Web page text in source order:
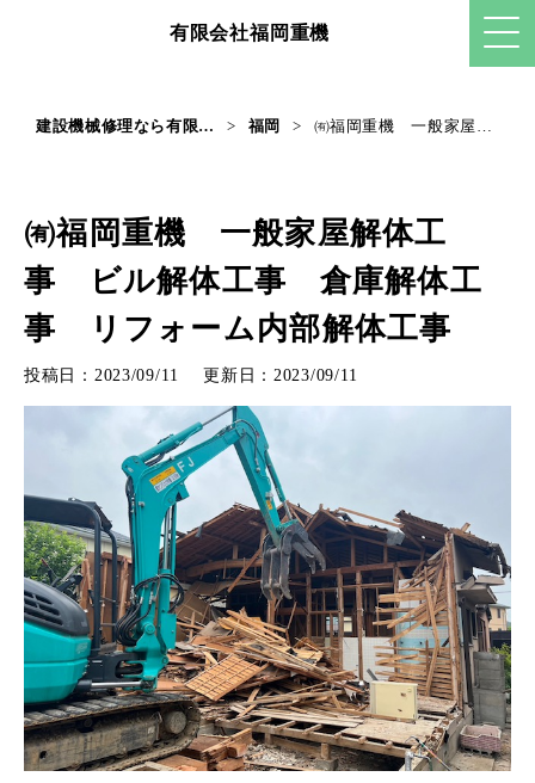
有限会社福岡重機
建設機械修理なら有限会社福岡重機 > 福岡 >
㈲福岡重機 一般家屋解体工
事 ビル解体工事 倉庫解体工
事 リフォーム内部解体工事
投稿日：2023/09/11 更新日：2023/09/11